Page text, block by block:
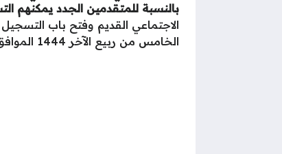
بالنسبة للمتقدمين الجدد
الاجتماعي القديم وفتح باب
الخامس من ربيع الآخر 1444 الموافق 30 أكتوبر 2022، وأما .